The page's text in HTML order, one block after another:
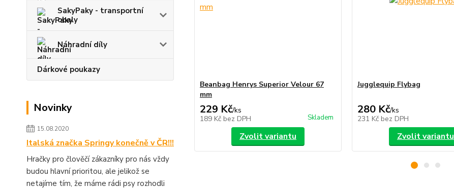
SakyPaky - transportní
obaly
Náhradní díly
Dárkové poukazy
Novinky
15.08.2020
Italská značka Springy konečně v ČR!!!
Hračky pro člověčí zákazníky pro nás vždy
budou hlavní prioritou, ale jelikož se
netajíme tím, že máme rádi psy rozhodli
Beanbag Henrys Superior Velour 67
mm
229 Kč/ks
189 Kč bez DPH Skladem
Zvolit variantu
Jugglequip Flybag
280 Kč/ks
231 Kč bez DPH
Zvolit variantu